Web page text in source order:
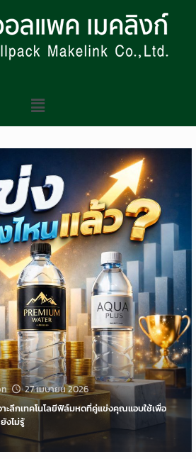
27 เมษายน 2026
าะลึกเทคโนโลยีฟิล์มหดที่คู่แข่งคุณแอบใช้เพื่อ
งไม่รู้